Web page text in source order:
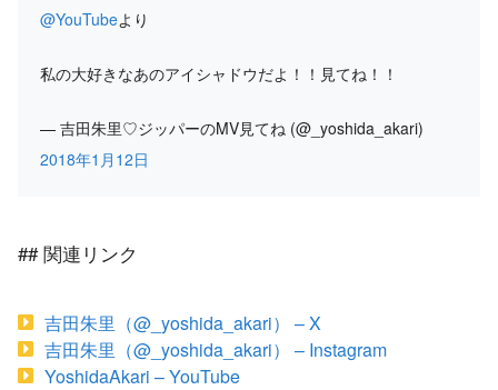
@YouTubeより
私の大好きなあのアイシャドウだよ！！見てね！！
— 吉田朱里♡ジッパーのMV見てね (@_yoshida_akari)
2018年1月12日
## 関連リンク
吉田朱里（@_yoshida_akari） – X
吉田朱里（@_yoshida_akari） – Instagram
YoshidaAkari – YouTube